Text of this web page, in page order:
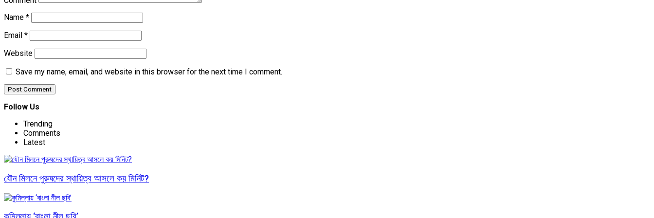
Name *
Email *
Website
Save my name, email, and website in this browser for the next time I comment.
Follow Us
Trending
Comments
Latest
যৌন মিলনে পুরুষদের স্থায়িত্ব আসলে কয় মিনিট?